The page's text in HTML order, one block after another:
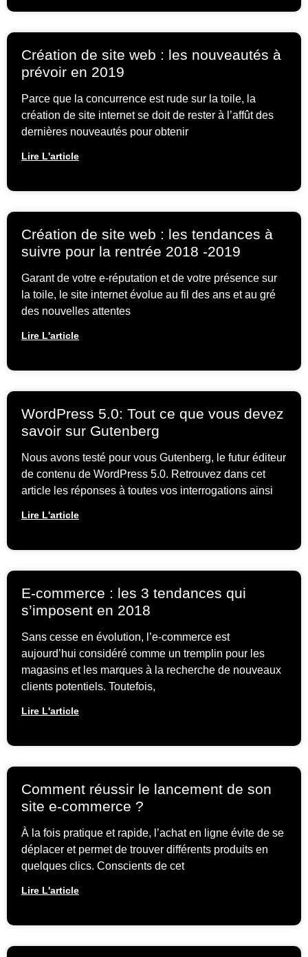
Création de site web : les nouveautés à
prévoir en 2019
Parce que la concurrence est rude sur la toile, la
création de site internet se doit de rester à l’affût des
dernières nouveautés pour obtenir
Lire L'article
Création de site web : les tendances à
suivre pour la rentrée 2018 -2019
Garant de votre e-réputation et de votre présence sur
la toile, le site internet évolue au fil des ans et au gré
des nouvelles attentes
Lire L'article
WordPress 5.0: Tout ce que vous devez
savoir sur Gutenberg
Nous avons testé pour vous Gutenberg, le futur éditeur
de contenu de WordPress 5.0. Retrouvez dans cet
article les réponses à toutes vos interrogations ainsi
Lire L'article
E-commerce : les 3 tendances qui
s’imposent en 2018
Sans cesse en évolution, l’e-commerce est
aujourd’hui considéré comme un tremplin pour les
magasins et les marques à la recherche de nouveaux
clients potentiels. Toutefois,
Lire L'article
Comment réussir le lancement de son
site e-commerce ?
À la fois pratique et rapide, l’achat en ligne évite de se
déplacer et permet de trouver différents produits en
quelques clics. Conscients de cet
Lire L'article